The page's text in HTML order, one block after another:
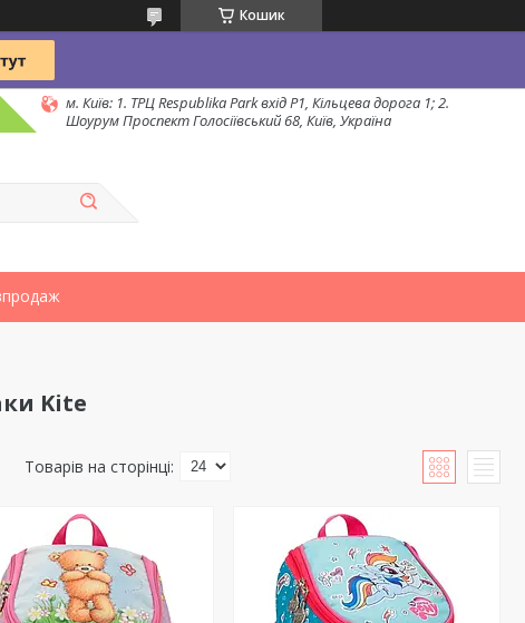
Кошик
м. Київ: 1. ТРЦ Respublika Park вхід P1, Кільцева дорога 1; 2.
Шоурум Проспект Голосіївський 68, Київ, Україна
Kite